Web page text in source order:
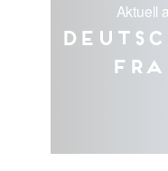
Aktuell